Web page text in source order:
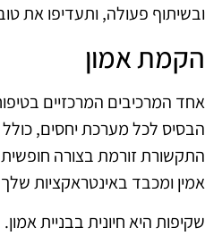
ובשיתוף פעולה, ותעדיפו את
הקמת אמון
אחד המרכיבים המרכזיים
הבסיס לכל מערכת יחסים,
התקשורת זורמת בצורה חופשית
אמין ומכבד באינטראקציות
שקיפות היא חיונית בבניית